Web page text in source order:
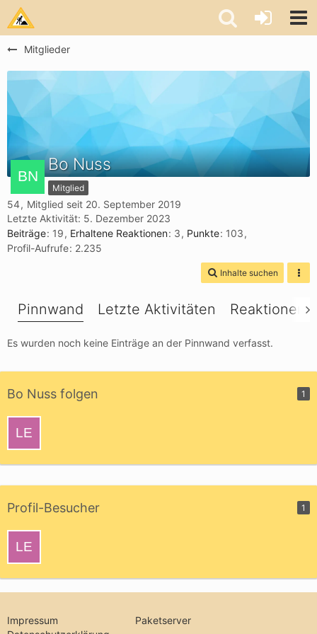
Mitglieder
Bo Nuss
Mitglied
54
Mitglied seit 20. September 2019
Letzte Aktivität: 5. Dezember 2023
Beiträge 19 Erhaltene Reaktionen 3 Punkte 103
Profil-Aufrufe 2.235
Inhalte suchen
Pinnwand Letzte Aktivitäten Reaktionen
Es wurden noch keine Einträge an der Pinnwand verfasst.
Bo Nuss folgen 1
Profil-Besucher 1
Impressum
Paketserver